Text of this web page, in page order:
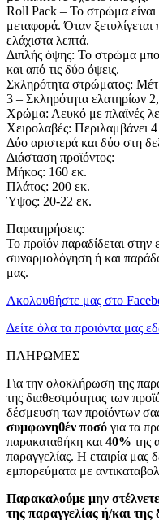
Roll Pack – To στρώμα είναι
μεταφορά. Όταν
ελάχιστα λεπτά.
Διπλής όψης: Το στρώμα
και από τις δύο όψεις.
Σκληρότητα στρώματος:
3 – Σκληρότητα ελατηρίων
Χρώμα: Λευκό με πλαϊνές
Χειρολαβές: Περιλαμβάνει
Δύο αριστερά και δύο στη
Διάσταση προϊόντος:
Μήκος: 160 εκ.
Πλάτος: 200 εκ.
Ύψος: 20-22 εκ.
Παρατηρήσεις:
Το προϊόν παραδίδεται
συναρμολόγηση ή και
μας.
Ακολουθήστε μας στο
Δείτε όλα τα προιόντα μας
ΠΛΗΡΩΜΕΣ
Για την ολοκλήρωση της
της διαθεσιμότητας των
δέσμευση των προϊόντων
συμφωνηθέν ποσό για τα
παρακαταθήκη και 40% της
παραγγελίας. Η εταιρία μας
εμπορεύματα με
Παρακαλούμε μην
της παραγγελίας ή/και της